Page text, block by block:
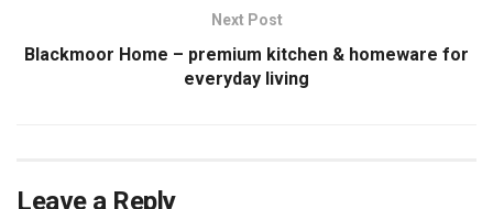
Next Post
Blackmoor Home – premium kitchen & homeware for
everyday living
Leave a Reply